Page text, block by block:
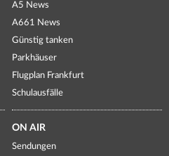
A5 News
A661 News
Günstig tanken
Parkhäuser
Flugplan Frankfurt
Schulausfälle
ON AIR
Sendungen